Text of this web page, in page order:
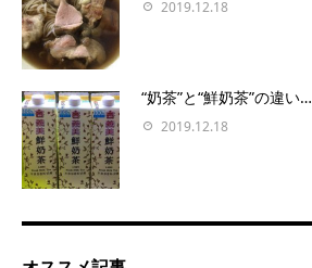
2019.12.18
“奶茶”と“鮮奶茶”の違い…
2019.12.18